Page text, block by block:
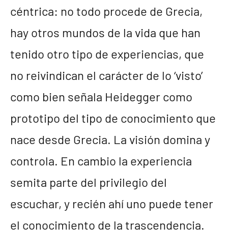
céntrica: no todo procede de Grecia,
hay otros mundos de la vida que han
tenido otro tipo de experiencias, que
no reivindican el carácter de lo ‘visto’
como bien señala Heidegger como
prototipo del tipo de conocimiento que
nace desde Grecia. La visión domina y
controla. En cambio la experiencia
semita parte del privilegio del
escuchar, y recién ahí uno puede tener
el conocimiento de la trascendencia.